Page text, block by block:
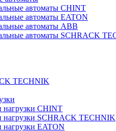
автоматы CHINT
автоматы EATON
автоматы ABB
автоматы SCHRACK
TECHNIK
нагрузки CHINT
нагрузки SCHRACK TECHNIK
EATON